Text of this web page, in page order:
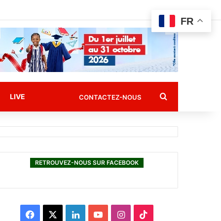
LIVE CONTACTEZ-NOUS Rechercher
RETROUVEZ-NOUS SUR FACEBOOK
L
I
FR